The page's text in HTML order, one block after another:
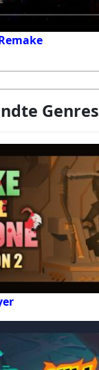
Genres